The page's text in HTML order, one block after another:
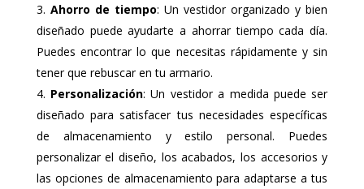
Ahorro de tiempo: Un vestidor organizado y bien
diseñado puede ayudarte a ahorrar tiempo cada día.
Puedes encontrar lo que necesitas rápidamente y sin
tener que rebuscar en tu armario.
Personalización: Un vestidor a medida puede ser
diseñado para satisfacer tus necesidades específicas
de almacenamiento y estilo personal. Puedes
personalizar el diseño, los acabados, los accesorios y
las opciones de almacenamiento para adaptarse a tus